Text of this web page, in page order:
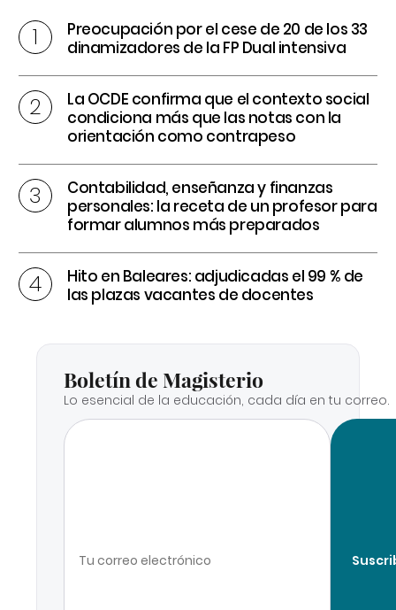
Preocupación por el cese de 20 de los 33
dinamizadores de la FP Dual intensiva
La OCDE confirma que el contexto social
condiciona más que las notas con la
orientación como contrapeso
Contabilidad, enseñanza y finanzas
personales: la receta de un profesor para
formar alumnos más preparados
Hito en Baleares: adjudicadas el 99 % de
las plazas vacantes de docentes
Boletín de Magisterio
Lo esencial de la educación, cada día en tu correo.